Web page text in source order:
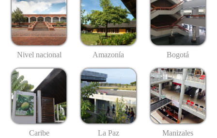
Nivel nacional Amazonía Bogotá
Caribe La Paz Manizales